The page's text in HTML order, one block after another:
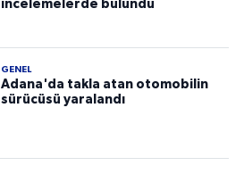
incelemelerde bulundu
GENEL
Adana'da takla atan otomobilin
sürücüsü yaralandı